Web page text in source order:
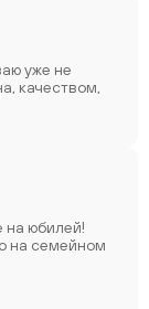
уже не
качеством,
на юбилей!
на семейном